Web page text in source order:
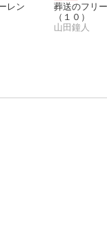
レン
葬送のフリ
（１０）
山田鐘人